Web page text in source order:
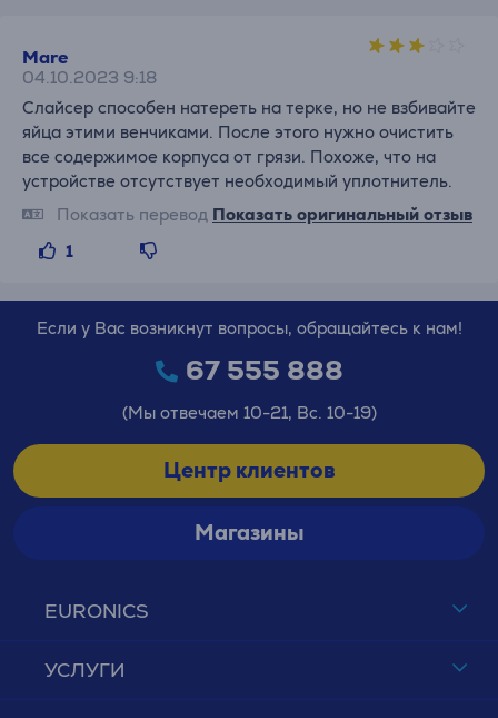
Mare
04.10.2023 9:18
Слайсер способен натереть на терке, но не взбивайте
яйца этими венчиками. После этого нужно очистить
все содержимое корпуса от грязи. Похоже, что на
устройстве отсутствует необходимый уплотнитель.
Показать перевод Показать оригинальный отзыв
1
EURONICS
УСЛУГИ
Если у Вас возникнут вопросы, обращайтесь к нам!
67 555 888
(Мы отвечаем 10-21, Вс. 10-19)
Центр клиентов
Магазины